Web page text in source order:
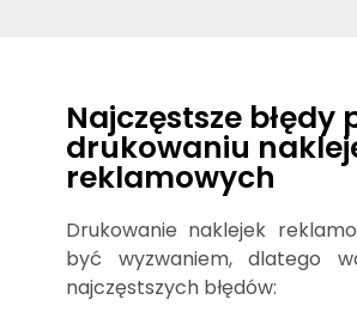
Najczęstsze błędy
drukowaniu
reklamowych
Drukowanie naklejek
być wyzwaniem, dlatego
najczęstszych błędów: